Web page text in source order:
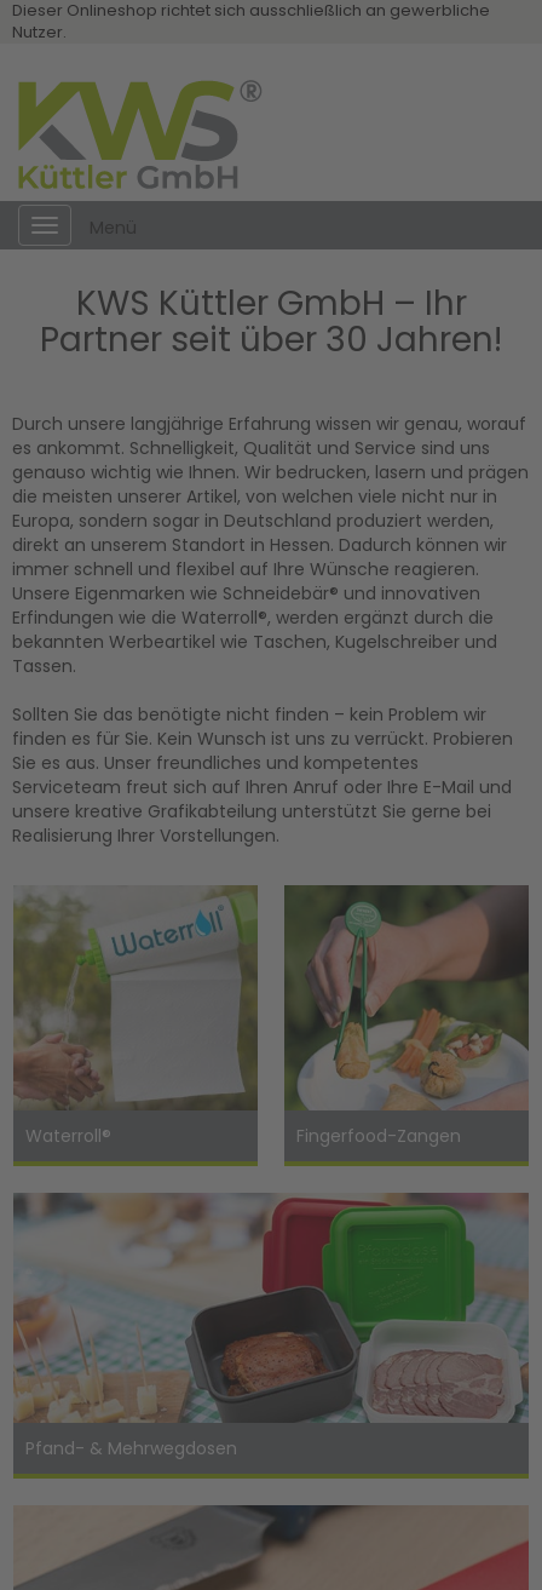
Dieser Onlineshop richtet sich ausschließlich an gewerbliche
Nutzer.
Toggle
navigation
Menü
KWS Küttler GmbH – Ihr
Partner seit über 30 Jahren!
Durch unsere langjährige Erfahrung wissen wir genau, worauf
es ankommt. Schnelligkeit, Qualität und Service sind uns
genauso wichtig wie Ihnen. Wir bedrucken, lasern und prägen
die meisten unserer Artikel, von welchen viele nicht nur in
Europa, sondern sogar in Deutschland produziert werden,
direkt an unserem Standort in Hessen. Dadurch können wir
immer schnell und flexibel auf Ihre Wünsche reagieren.
Unsere Eigenmarken wie Schneidebär® und innovativen
Erfindungen wie die Waterroll®, werden ergänzt durch die
bekannten Werbeartikel wie Taschen, Kugelschreiber und
Tassen.
Sollten Sie das benötigte nicht finden – kein Problem wir
finden es für Sie. Kein Wunsch ist uns zu verrückt. Probieren
Sie es aus. Unser freundliches und kompetentes
Serviceteam freut sich auf Ihren Anruf oder Ihre E-Mail und
unsere kreative Grafikabteilung unterstützt Sie gerne bei
Realisierung Ihrer Vorstellungen.
Waterroll® Fingerfood-Zangen
Pfand- & Mehrwegdosen